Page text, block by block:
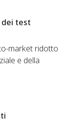
dei test
market ridotto
e della